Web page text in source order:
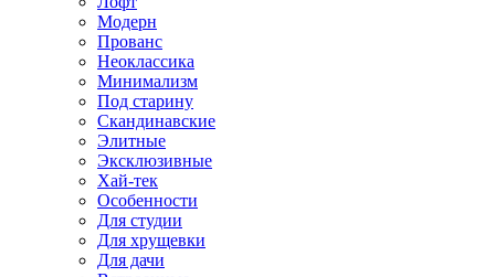
Модерн
Прованс
Неоклассика
Минимализм
Под старину
Скандинавские
Элитные
Эксклюзивные
Хай-тек
Особенности
Для студии
Для хрущевки
Для дачи